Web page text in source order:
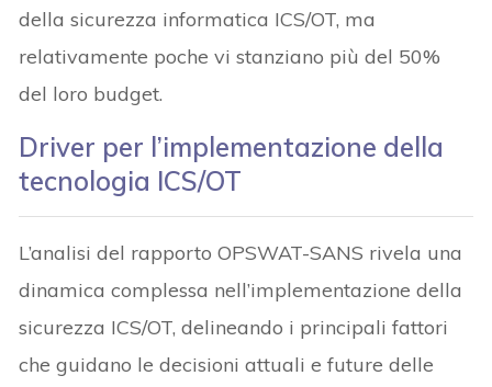
della sicurezza informatica ICS/OT, ma
relativamente poche vi stanziano più del 50%
del loro budget.
Driver per l’implementazione della
tecnologia ICS/OT
L’analisi del rapporto OPSWAT-SANS rivela una
dinamica complessa nell’implementazione della
sicurezza ICS/OT, delineando i principali fattori
che guidano le decisioni attuali e future delle